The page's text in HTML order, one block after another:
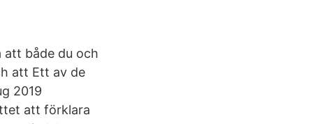
att både du och
att Ett av de
2019
att förklara